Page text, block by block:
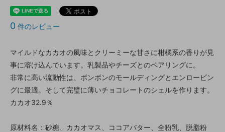
0 件のレビュー
マイルドなカカオの風味とクリーミーな甘さに柑橘系の香りが見
事に溶け込んでいます。乳製品やチーズとのペアリングに。
非常に高い流動性は、ボンボンのモールディングとエンロービン
グに最適。そして完璧に薄いチョコレートのシェルを作ります。
カカオ32.9％
原材料名：砂糖、カカオマス、ココアバター、全粉乳、脱脂粉